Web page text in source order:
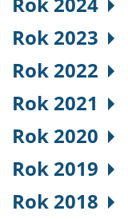
Rok 2023
Rok 2022
Rok 2021
Rok 2020
Rok 2019
Rok 2018